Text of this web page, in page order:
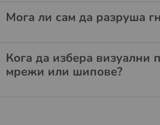
Мога ли сам да разруша
Кога да избера визуални
мрежи или шипове?